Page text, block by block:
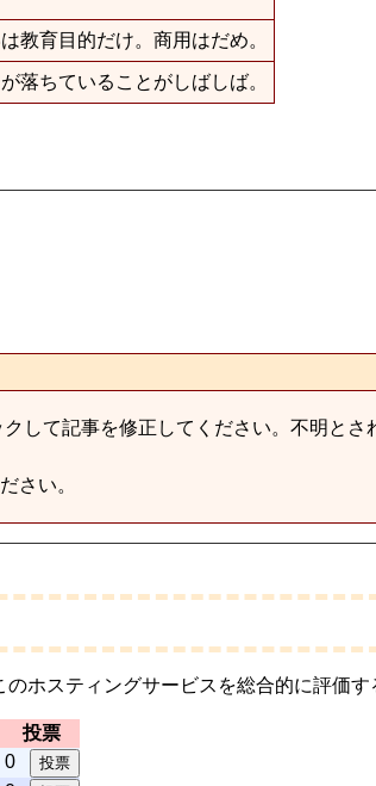
教育目的だけ。商用はだめ。
落ちていることがしばしば。
クして記事を修正してください。不明と
さい。
ホスティングサービスを総合的に評価
投票
0